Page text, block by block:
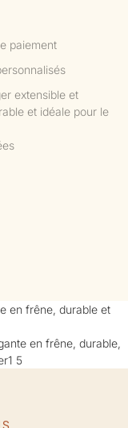
paiement
extensible et
et idéale pour le
en frêne, durable et